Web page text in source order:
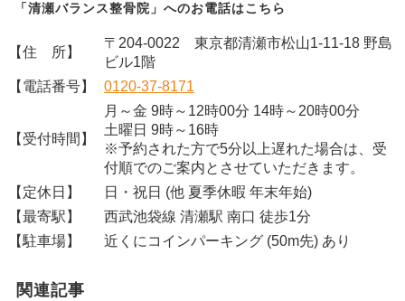
「清瀬バランス整骨院」へのお電話はこちら
【住 所】
〒204-0022 東京都清瀬市松山1-11-18 野島
ビル1階
【電話番号】
0120-37-8171
【受付時間】
月～金 9時～12時00分 14時～20時00分
土曜日 9時～16時
※予約された方で5分以上遅れた場合は、受
付順でのご案内とさせていただきます。
【定休日】
日・祝日 (他 夏季休暇 年末年始)
【最寄駅】
西武池袋線 清瀬駅 南口 徒歩1分
【駐車場】
近くにコインパーキング (50m先) あり
関連記事